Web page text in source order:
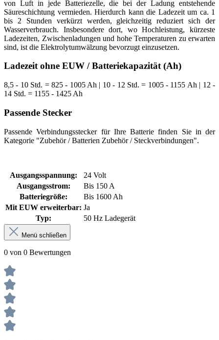
von Luft in jede Batteriezelle, die bei der Ladung entstehende
Säureschichtung vermieden. Hierdurch kann die Ladezeit um ca. 1
bis 2 Stunden verkürzt werden, gleichzeitig reduziert sich der
Wasserverbrauch. Insbesondere dort, wo Hochleistung, kürzeste
Ladezeiten, Zwischenladungen und hohe Temperaturen zu erwarten
sind, ist die Elektrolytumwälzung bevorzugt einzusetzen.
Ladezeit ohne EUW / Batteriekapazität (Ah)
8,5 - 10 Std. = 825 - 1005 Ah | 10 - 12 Std. = 1005 - 1155 Ah | 12 -
14 Std. = 1155 - 1425 Ah
Passende Stecker
Passende Verbindungsstecker für Ihre Batterie finden Sie in der
Kategorie "Zubehör / Batterien Zubehör / Steckverbindungen".
Ausgangsspannung:
24 Volt
Ausgangsstrom:
Bis 150 A
Batteriegröße:
Bis 1600 Ah
Mit EUW erweiterbar: Ja
Typ:
50 Hz Ladegerät
Menü schließen
0 von 0 Bewertungen